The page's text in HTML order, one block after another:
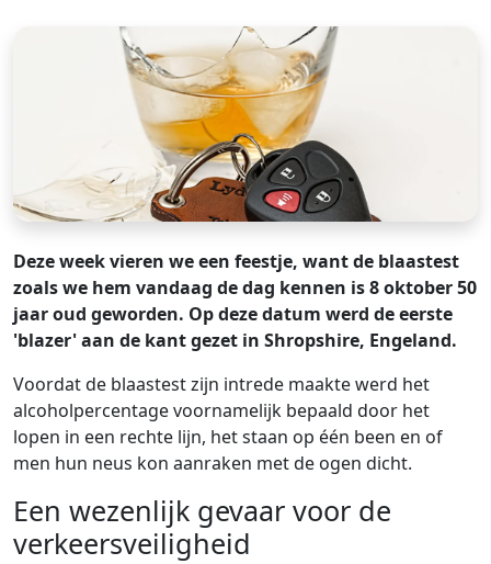
Deze week vieren we een feestje, want de blaastest
zoals we hem vandaag de dag kennen is 8 oktober 50
jaar oud geworden. Op deze datum werd de eerste
'blazer' aan de kant gezet in Shropshire, Engeland.
Voordat de blaastest zijn intrede maakte werd het
alcoholpercentage voornamelijk bepaald door het
lopen in een rechte lijn, het staan op één been en of
men hun neus kon aanraken met de ogen dicht.
Een wezenlijk gevaar voor de
verkeersveiligheid